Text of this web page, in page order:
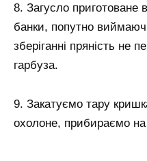
8. Загусло приготоване
банки, попутно
зберіганні пряність не
гарбуза.
9. Закатуємо тару
охолоне, прибираємо на